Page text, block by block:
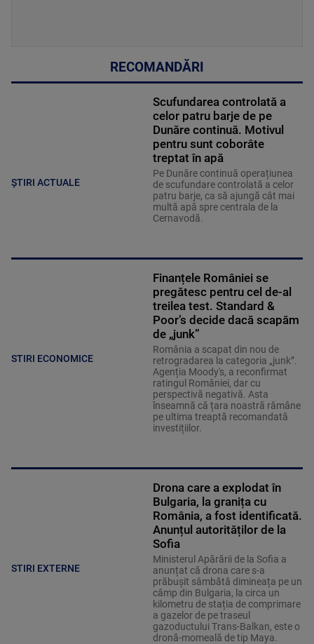
RECOMANDĂRI
ȘTIRI ACTUALE
Scufundarea controlată a
celor patru barje de pe
Dunăre continuă. Motivul
pentru sunt coborâte
treptat în apă
Pe Dunăre continuă operațiunea
de scufundare controlată a celor
patru barje, ca să ajungă cât mai
multă apă spre centrala de la
Cernavodă.
STIRI ECONOMICE
Finanțele României se
pregătesc pentru cel de-al
treilea test. Standard &
Poor’s decide dacă scapăm
de „junk”
România a scapat din nou de
retrogradarea la categoria „junk”.
Agenția Moody's, a reconfirmat
ratingul României, dar cu
perspectivă negativă. Asta
înseamnă că țara noastră rămâne
pe ultima treaptă recomandată
investițiilor.
STIRI EXTERNE
Drona care a explodat în
Bulgaria, la granița cu
România, a fost identificată.
Anunțul autorităților de la
Sofia
Ministerul Apărării de la Sofia a
anunțat că drona care s-a
prăbușit sâmbătă dimineața pe un
câmp din Bulgaria, la circa un
kilometru de stația de comprimare
a gazelor de pe traseul
gazoductului Trans-Balkan, este o
dronă-momeală de tip Maya.